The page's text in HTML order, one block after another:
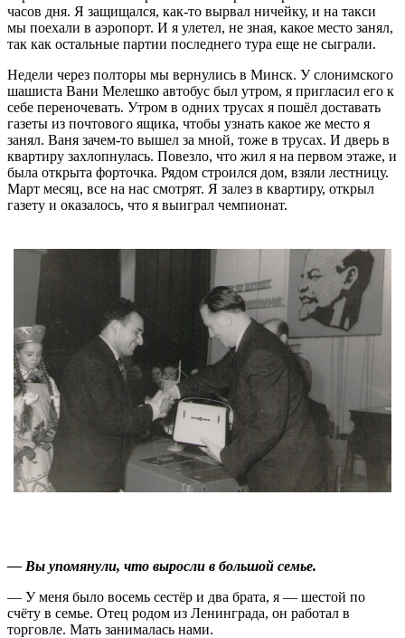
часов дня. Я защищался, как-то вырвал ничейку, и на такси
мы поехали в аэропорт. И я улетел, не зная, какое место занял,
так как остальные партии последнего тура еще не сыграли.
Недели через полторы мы вернулись в Минск. У слонимского
шашиста Вани Мелешко автобус был утром, я пригласил его к
себе переночевать. Утром в одних трусах я пошёл доставать
газеты из почтового ящика, чтобы узнать какое же место я
занял. Ваня зачем-то вышел за мной, тоже в трусах. И дверь в
квартиру захлопнулась. Повезло, что жил я на первом этаже, и
была открыта форточка. Рядом строился дом, взяли лестницу.
Март месяц, все на нас смотрят. Я залез в квартиру, открыл
газету и оказалось, что я выиграл чемпионат.
— Вы упомянули, что выросли в большой семье.
— У меня было восемь сестёр и два брата, я — шестой по
счёту в семье. Отец родом из Ленинграда, он работал в
торговле. Мать занималась нами.